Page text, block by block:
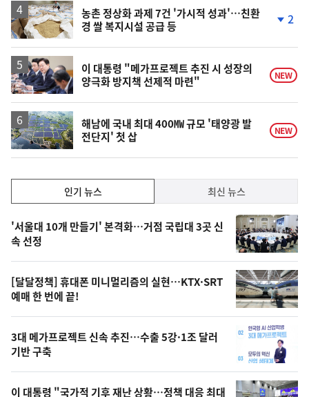
농촌 정상화 과제 7건 '가시적 성과'…친환
경 쌀 복지시설 공급 등
락
2
이 대통령 "메가프로젝트 추진 시 성장의
양극화 방지책 선제적 마련"
NEW
해남에 국내 최대 400㎿ 규모 '태양광 발
전단지' 첫 삽
NEW
기,
최
신,
오
늘
의
영
상
인기 뉴스 최신 뉴스
기
뉴
스
'서울대 10개 만들기' 본격화…거점 국립대 3곳 신
속 선정
[달달정책] 휴대폰 미니멀리즘의 실현…KTX·SRT
예매 한 번에 끝!
3대 메가프로젝트 신속 추진…수출 5강·1조 달러
기반 구축
이 대통령 "국가적 기후 재난 상황…정책 대응 최대